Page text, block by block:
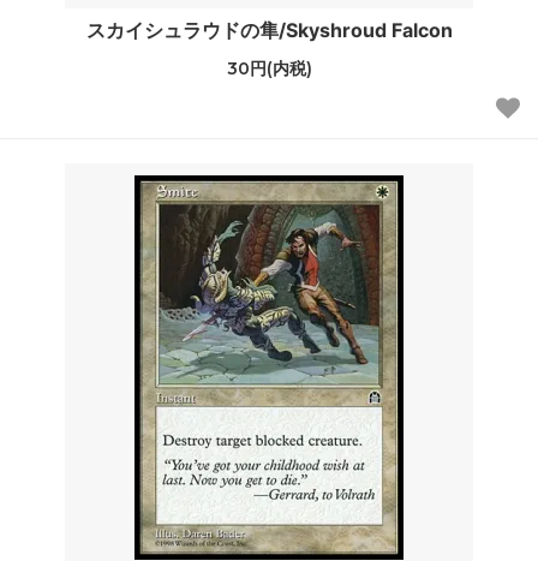
スカイシュラウドの隼/Skyshroud Falcon
30円(内税)